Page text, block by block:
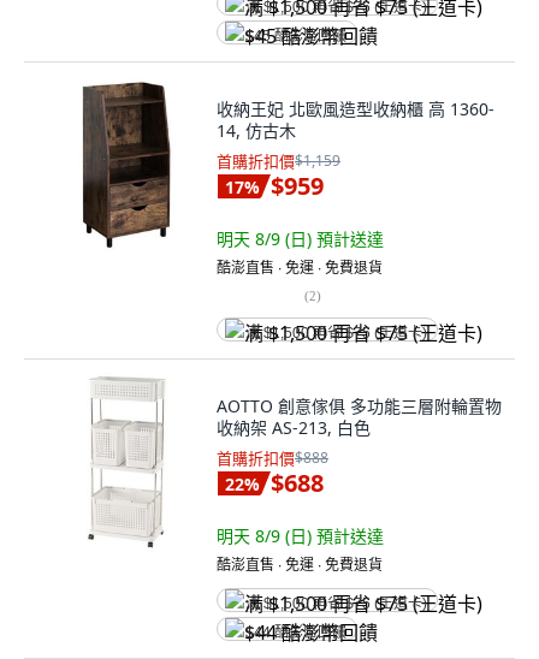
满 $1,500 再省 $75 (王道卡)
$45 酷澎幣回饋
收納王妃 北歐風造型收納櫃 高 1360-
14, 仿古木
首購折扣價$1,159
17% $959
明天 8/9 (日) 預計送達
酷澎直售 ∙ 免運 ∙ 免費退貨
(2)
满 $1,500 再省 $75 (王道卡)
AOTTO 創意傢俱 多功能三層附輪置物
收納架 AS-213, 白色
首購折扣價$888
22% $688
明天 8/9 (日) 預計送達
酷澎直售 ∙ 免運 ∙ 免費退貨
满 $1,500 再省 $75 (王道卡)
$44 酷澎幣回饋